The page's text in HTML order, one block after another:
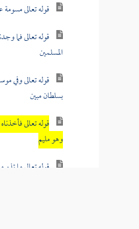
قوله تعالى
قوله تعالى فما
المسلمين
قوله تعالى وفي
بسلطان مبين
قوله تعالى
وهو مليم
قوله تعالى ما